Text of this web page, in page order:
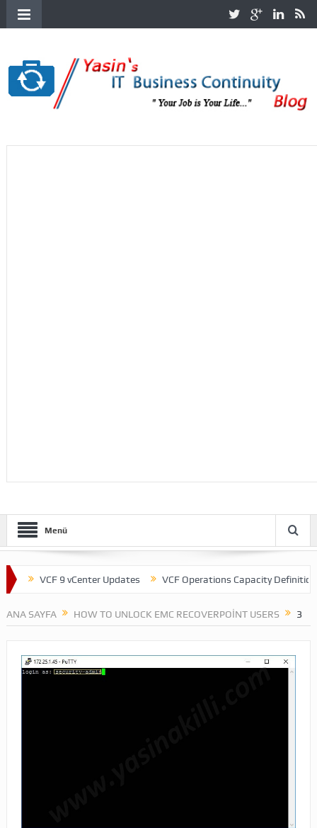
Menü
VCF 9 vCenter Updates VCF Operations Capacity Definitions
ANA SAYFA HOW TO UNLOCK EMC RECOVERPOINT USERS 3